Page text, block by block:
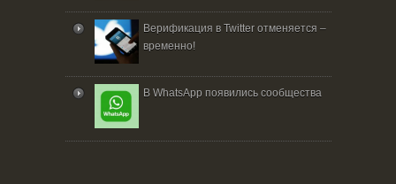
Верификация в Twitter отменяется –
временно!
В WhatsApp появились сообщества